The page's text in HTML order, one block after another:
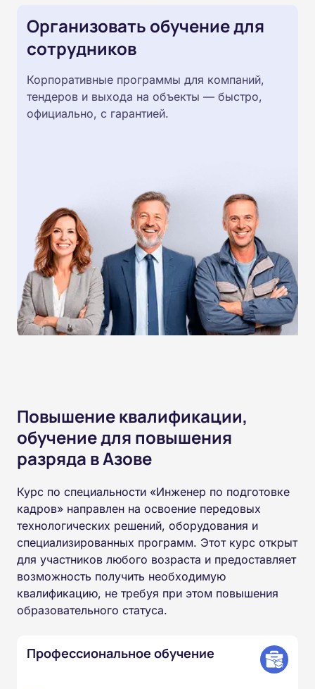
Организовать обучение для
сотрудников
Корпоративные программы для компаний,
тендеров и выхода на объекты — быстро,
официально, с гарантией.
Повышение квалификации,
обучение для повышения
разряда в Азове
Курс по специальности «Инженер по подготовке
кадров» направлен на освоение передовых
технологических решений, оборудования и
специализированных программ. Этот курс открыт
для участников любого возраста и предоставляет
возможность получить необходимую
квалификацию, не требуя при этом повышения
образовательного статуса.
Профессиональное обучение